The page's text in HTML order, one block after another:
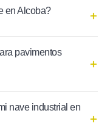
en Alcoba?
pavimentos
nave industrial en